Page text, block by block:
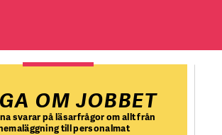
OM JOBBET
svarar på läsarfrågor om allt från
till personalmat